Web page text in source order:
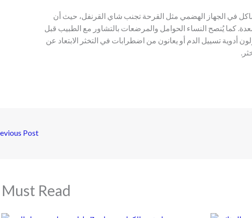
في الجهاز الهضمي مثل القرحة تجنب شاي القرنفل، حيث أن
كما يُنصح النساء الحوامل والمرضعات بالتشاور مع الطبيب قبل
أدوية تسييل الدم أو يعانون من اضطرابات في التخثر الابتعاد عن
Post
Must Read